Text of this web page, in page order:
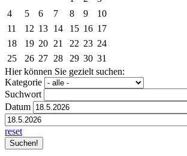
4
5 6 7 8 9
10
11
12 13 14 15 16 17
18
19 20 21 22 23 24
25
26 27 28 29 30 31
Hier können Sie gezielt suchen:
Kategorie
Suchwort
Datum
reset